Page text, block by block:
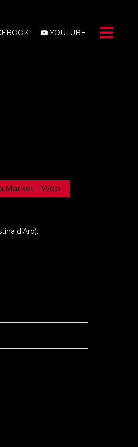
YOUTUBE
Market - Web
d’Aro).